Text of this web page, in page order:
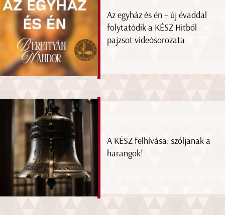
Az egyház és én – új évaddal
folytatódik a KÉSZ Hitből
pajzsot videósorozata
A KÉSZ felhívása: szóljanak a
harangok!